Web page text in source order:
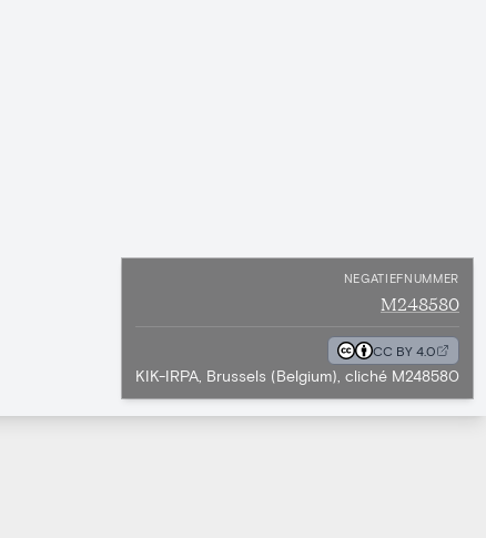
NEGATIEFNUMMER
M248580
CC BY 4.0
KIK-IRPA, Brussels (Belgium), cliché M248580